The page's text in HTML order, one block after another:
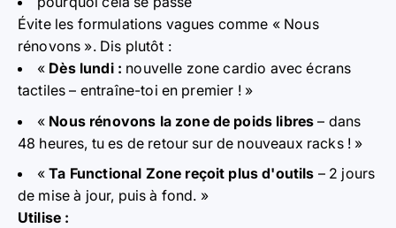
Évite les formulations vagues comme « Nous
rénovons ». Dis plutôt :
« Dès lundi : nouvelle zone cardio avec écrans
tactiles – entraîne-toi en premier ! »
« Nous rénovons la zone de poids libres – dans
48 heures, tu es de retour sur de nouveaux racks ! »
«Ta Functional Zone reçoit plus d'outils – 2 jours
de mise à jour, puis à fond. »
Utilise :